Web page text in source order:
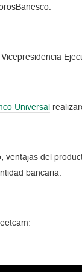
Universal
ventajas del
bancaria.